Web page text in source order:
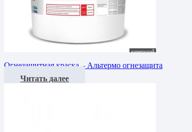
Огнезащитная краска – Альтермо огнезащита
Читать далее